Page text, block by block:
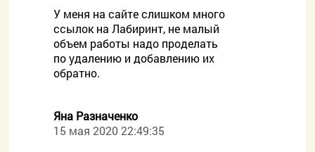
У меня на сайте слишком много
ссылок на Лабиринт, не малый
объем работы надо проделать
по удалению и добавлению их
обратно.
Яна Разначенко
15 мая 2020 22:49:35